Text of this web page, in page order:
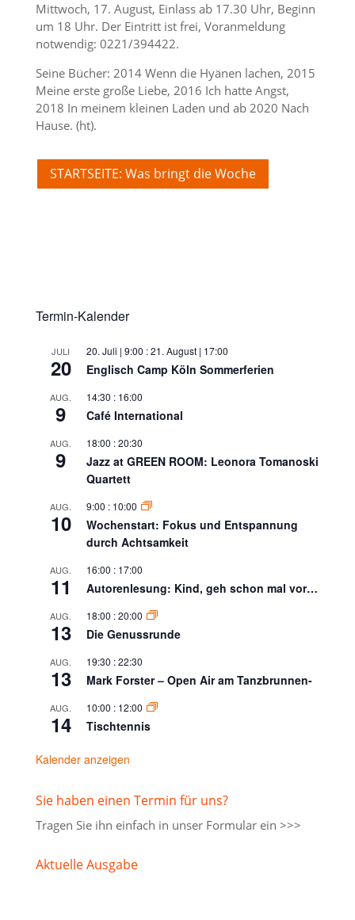
Mittwoch, 17. August, Einlass ab 17.30 Uhr, Beginn
um 18 Uhr. Der Eintritt ist frei, Voranmeldung
notwendig: 0221/394422.
Seine Bücher: 2014 Wenn die Hyänen lachen, 2015
Meine erste große Liebe, 2016 Ich hatte Angst,
2018 In meinem kleinen Laden und ab 2020 Nach
Hause. (ht).
STARTSEITE: Was bringt die Woche
Termin-Kalender
JULI
20
20. Juli | 9:00 :21. August | 17:00
Englisch Camp Köln Sommerferien
AUG.
9
14:30 : 16:00
Café International
AUG.
9
18:00 :20:30
Jazz at GREEN ROOM: Leonora Tomanoski
Quartett
AUG.
10
9:00 : 10:00
Wochenstart: Fokus und Entspannung
durch Achtsamkeit
AUG.
11
16:00 : 17:00
Autorenlesung: Kind, geh schon mal vor…
AUG.
13
18:00 :20:00
Die Genussrunde
AUG.
13
19:30 :22:30
Mark Forster – Open Air am Tanzbrunnen-
AUG.
14
10:00 : 12:00
Tischtennis
Kalender anzeigen
Sie haben einen Termin für uns?
Tragen Sie ihn einfach in unser Formular ein >>>
Aktuelle Ausgabe